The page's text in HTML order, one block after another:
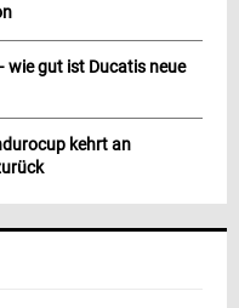
wie gut ist Ducatis neue
kehrt an